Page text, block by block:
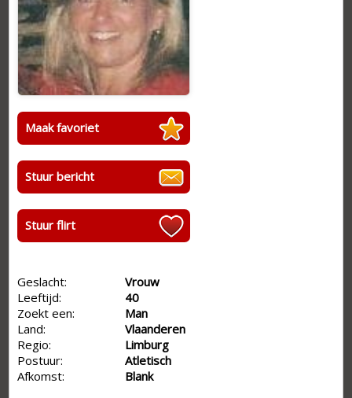
Maak favoriet
Stuur bericht
Stuur flirt
Geslacht:
Vrouw
Leeftijd:
40
Zoekt een:
Man
Land:
Vlaanderen
Regio:
Limburg
Postuur:
Atletisch
Afkomst:
Blank